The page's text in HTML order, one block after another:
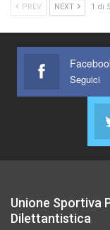
PREV NEXT 1 di
Seguici
Unione Sportiva
Dilettantistica